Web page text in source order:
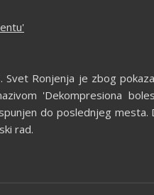
Svet Ronjenja je zbog
'Dekompresiona
do poslednjeg
rad.